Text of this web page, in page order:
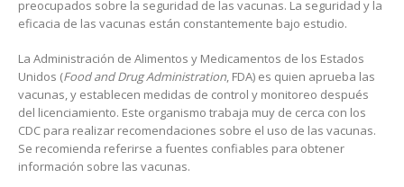
preocupados sobre la seguridad de las vacunas. La seguridad y la
eficacia de las vacunas están constantemente bajo estudio.
La Administración de Alimentos y Medicamentos de los Estados
Unidos (Food and Drug Administration, FDA) es quien aprueba las
vacunas, y establecen medidas de control y monitoreo después
del licenciamiento. Este organismo trabaja muy de cerca con los
CDC para realizar recomendaciones sobre el uso de las vacunas.
Se recomienda referirse a fuentes confiables para obtener
información sobre las vacunas.